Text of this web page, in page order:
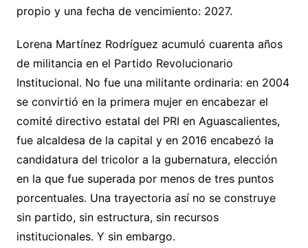
propio y una fecha de vencimiento: 2027.
Lorena Martínez Rodríguez acumuló cuarenta años
de militancia en el Partido Revolucionario
Institucional. No fue una militante ordinaria: en 2004
se convirtió en la primera mujer en encabezar el
comité directivo estatal del PRI en Aguascalientes,
fue alcaldesa de la capital y en 2016 encabezó la
candidatura del tricolor a la gubernatura, elección
en la que fue superada por menos de tres puntos
porcentuales. Una trayectoria así no se construye
sin partido, sin estructura, sin recursos
institucionales. Y sin embargo.